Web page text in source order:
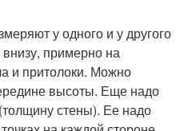
у одного и у другого
примерно на
и притолоки. Можно
высоты. Еще надо
стены). Ее надо